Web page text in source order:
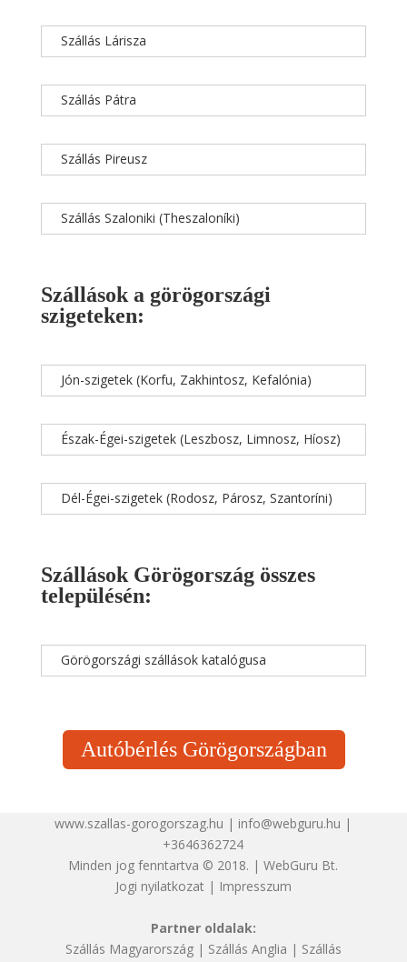
Szállás Lárisza
Szállás Pátra
Szállás Pireusz
Szállás Szaloniki (Theszaloníki)
Szállások a görögországi
szigeteken:
Jón-szigetek (Korfu, Zakhintosz, Kefalónia)
Észak-Égei-szigetek (Leszbosz, Limnosz, Híosz)
Dél-Égei-szigetek (Rodosz, Párosz, Szantoríni)
Szállások Görögország összes
településén:
Görögországi szállások katalógusa
Autóbérlés Görögországban
www.szallas-gorogorszag.hu | info@webguru.hu |
+3646362724
Minden jog fenntartva © 2018. | WebGuru Bt.
Jogi nyilatkozat| Impresszum
Partner oldalak:
Szállás Magyarország| Szállás Anglia | Szállás